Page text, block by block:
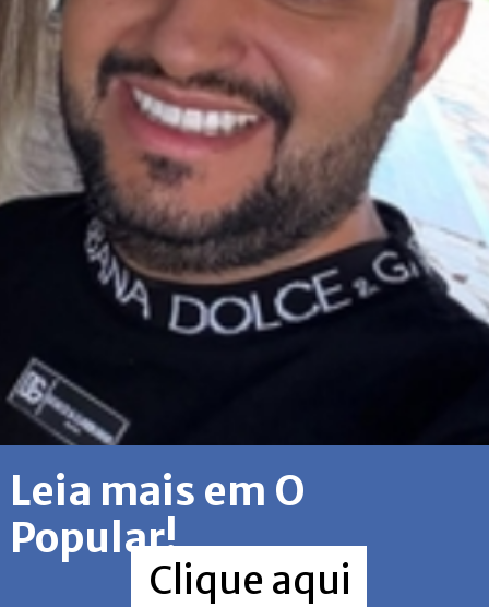
Leia mais em O
Popular!
Clique aqui